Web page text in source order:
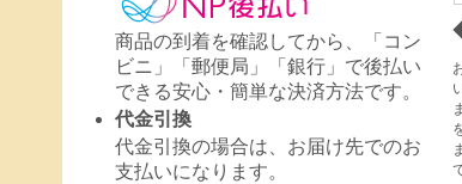
商品の到着を確認してから、「コン
ビニ」「郵便局」「銀行」で後払い
できる安心・簡単な決済方法です。
代金引換
代金引換の場合は、お届け先でのお
支払いになります。